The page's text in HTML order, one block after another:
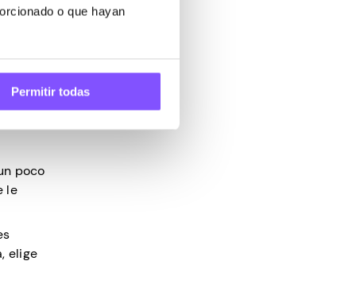
o que hayan
Permitir todas
poco
le
elige